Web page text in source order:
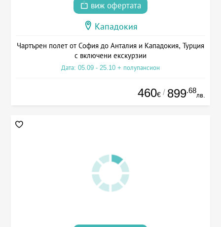
виж офертата
Кападокия
Чартърен полет от София до Анталия и Кападокия, Турция
с включени екскурзии
Дата: 05.09 - 25.10 + полупансион
460€ / 899.68
лв.